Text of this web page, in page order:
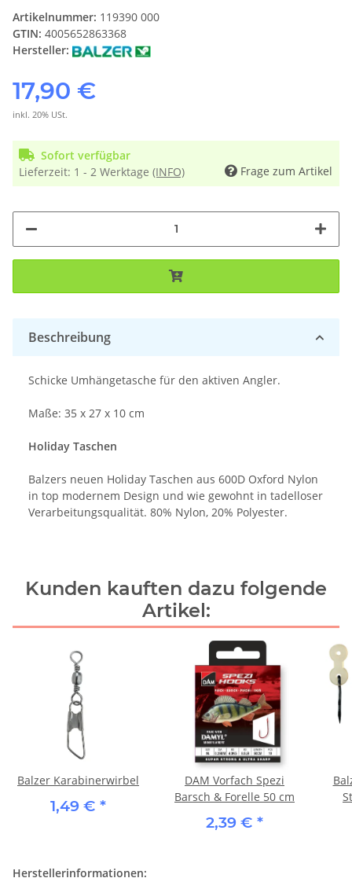
Artikelnummer: 119390 000
GTIN: 4005652863368
Hersteller:
17,90 €
inkl. 20% USt.
Sofort verfügbar
Lieferzeit: 1 - 2 Werktage (INFO) Frage zum Artikel
Beschreibung
Schicke Umhängetasche für den aktiven Angler.
Maße: 35 x 27 x 10 cm
Holiday Taschen
Balzers neuen Holiday Taschen aus 600D Oxford Nylon
in top modernem Design und wie gewohnt in tadelloser
Verarbeitungsqualität. 80% Nylon, 20% Polyester.
Kunden kauften dazu folgende
Artikel:
Balzer Karabinerwirbel
1,49 € *
DAM Vorfach Spezi
Barsch & Forelle 50 cm
2,39 € *
Herstellerinformationen: